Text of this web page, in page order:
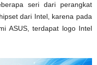
seri dari perangkat
dari Intel, karena pada
ASUS, terdapat logo Intel